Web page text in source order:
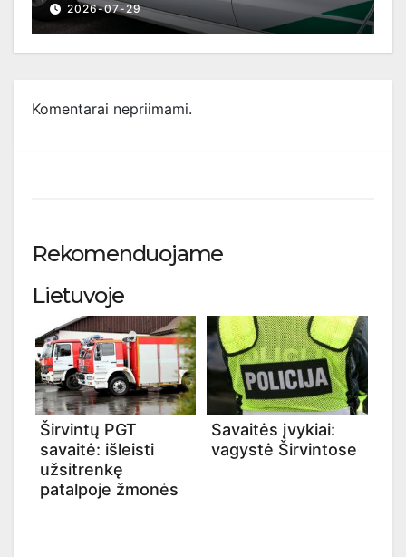
2026-07-29
Komentarai nepriimami.
Rekomenduojame
Lietuvoje
Širvintų PGT
savaitė: išleisti
užsitrenkę
patalpoje žmonės
Savaitės įvykiai:
vagystė Širvintose